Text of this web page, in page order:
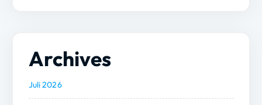
Archives
Juli 2026